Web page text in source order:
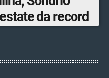
da record